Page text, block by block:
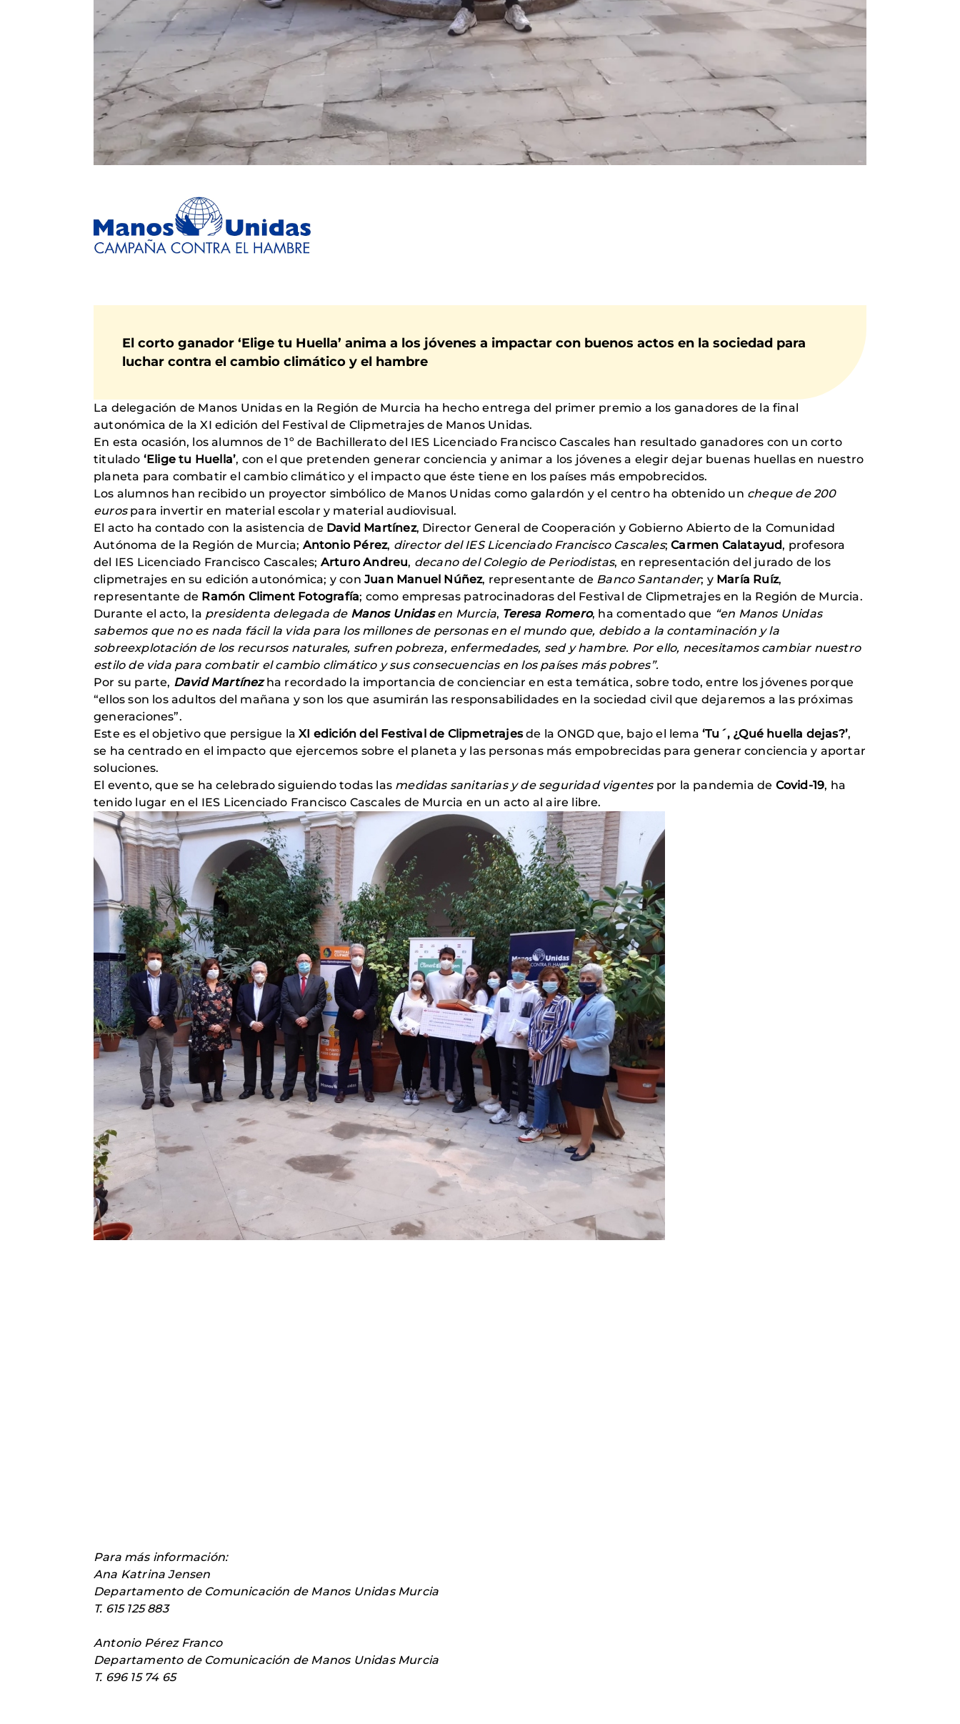
El corto ganador ‘Elige tu Huella’ anima a los jóvenes a impactar con buenos actos en la sociedad para
luchar contra el cambio climático y el hambre
La delegación de Manos Unidas en la Región de Murcia ha hecho entrega del primer premio a los ganadores de la final
autonómica de la XI edición del Festival de Clipmetrajes de Manos Unidas.
En esta ocasión, los alumnos de 1º de Bachillerato del IES Licenciado Francisco Cascales han resultado ganadores con un corto
titulado ‘Elige tu Huella’, con el que pretenden generar conciencia y animar a los jóvenes a elegir dejar buenas huellas en nuestro
planeta para combatir el cambio climático y el impacto que éste tiene en los países más empobrecidos.
Los alumnos han recibido un proyector simbólico de Manos Unidas como galardón y el centro ha obtenido un cheque de 200
eurospara invertir en material escolar y material audiovisual.
El acto ha contado con la asistencia de David Martínez, Director General de Cooperación y Gobierno Abierto de la Comunidad
Autónoma de la Región de Murcia; Antonio Pérez, director del IES Licenciado Francisco Cascales;Carmen Calatayud, profesora
del IES Licenciado Francisco Cascales; Arturo Andreu, decano del Colegio de Periodistas, en representación del jurado de los
clipmetrajes en su edición autonómica; y conJuan Manuel Núñez, representante de Banco Santander; y María Ruíz,
representante de Ramón Climent Fotografía; como empresas patrocinadoras del Festival de Clipmetrajes en la Región de Murcia.
Durante el acto, la presidenta delegada de Manos Unidasen Murcia, Teresa Romero, ha comentado que “en Manos Unidas
sabemos que no es nada fácil la vida para los millones de personas en el mundo que, debido a la contaminación y la
sobreexplotación de los recursos naturales, sufren pobreza, enfermedades, sed y hambre. Por ello, necesitamos cambiar nuestro
estilo de vida para combatir el cambio climático y sus consecuencias en los países más pobres”.
Por su parte, David Martínez ha recordado la importancia de concienciar en esta temática, sobre todo, entre los jóvenes porque
“ellos son los adultos del mañana y son los que asumirán las responsabilidades en la sociedad civil que dejaremos a las próximas
generaciones”.
Este es el objetivo que persigue laXI edición del Festival de Clipmetrajesde la ONGD que, bajo el lema‘Tu´, ¿Qué huella dejas?’,
se ha centrado en el impacto que ejercemos sobre el planeta y las personas más empobrecidas para generar conciencia y aportar
soluciones.
El evento, que se ha celebrado siguiendo todas las medidas sanitarias y de seguridad vigentespor la pandemia de Covid-19, ha
tenido lugar en el IES Licenciado Francisco Cascales de Murcia en un acto al aire libre.
Para más información:
Ana Katrina Jensen
Departamento de Comunicación de Manos Unidas Murcia
T. 615 125 883
Antonio Pérez Franco
Departamento de Comunicación de Manos Unidas Murcia
T. 696 15 74 65